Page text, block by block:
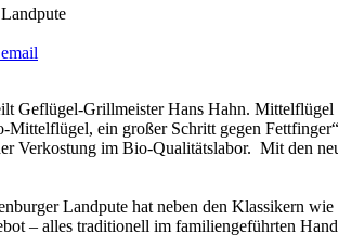
Geflügel-Grillmeister Hans Hahn.
ein großer Schritt gegen
Verkostung im Bio-Qualitätslabor. Mit den
Landpute hat neben den Klassikern
– alles traditionell im familiengeführten